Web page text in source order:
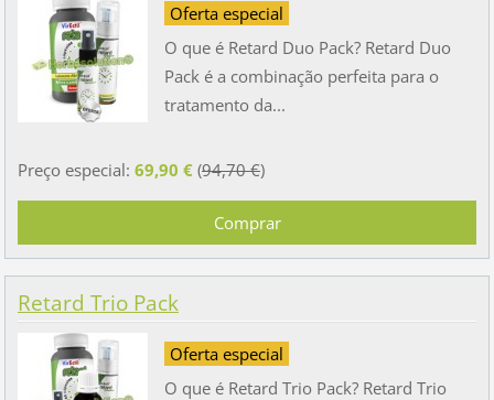
Oferta especial
O que é Retard Duo Pack? Retard Duo
Pack é a combinação perfeita para o
tratamento da...
Preço especial: 69,90 €(94,70 €)
Retard Trio Pack
Oferta especial
O que é Retard Trio Pack? Retard Trio